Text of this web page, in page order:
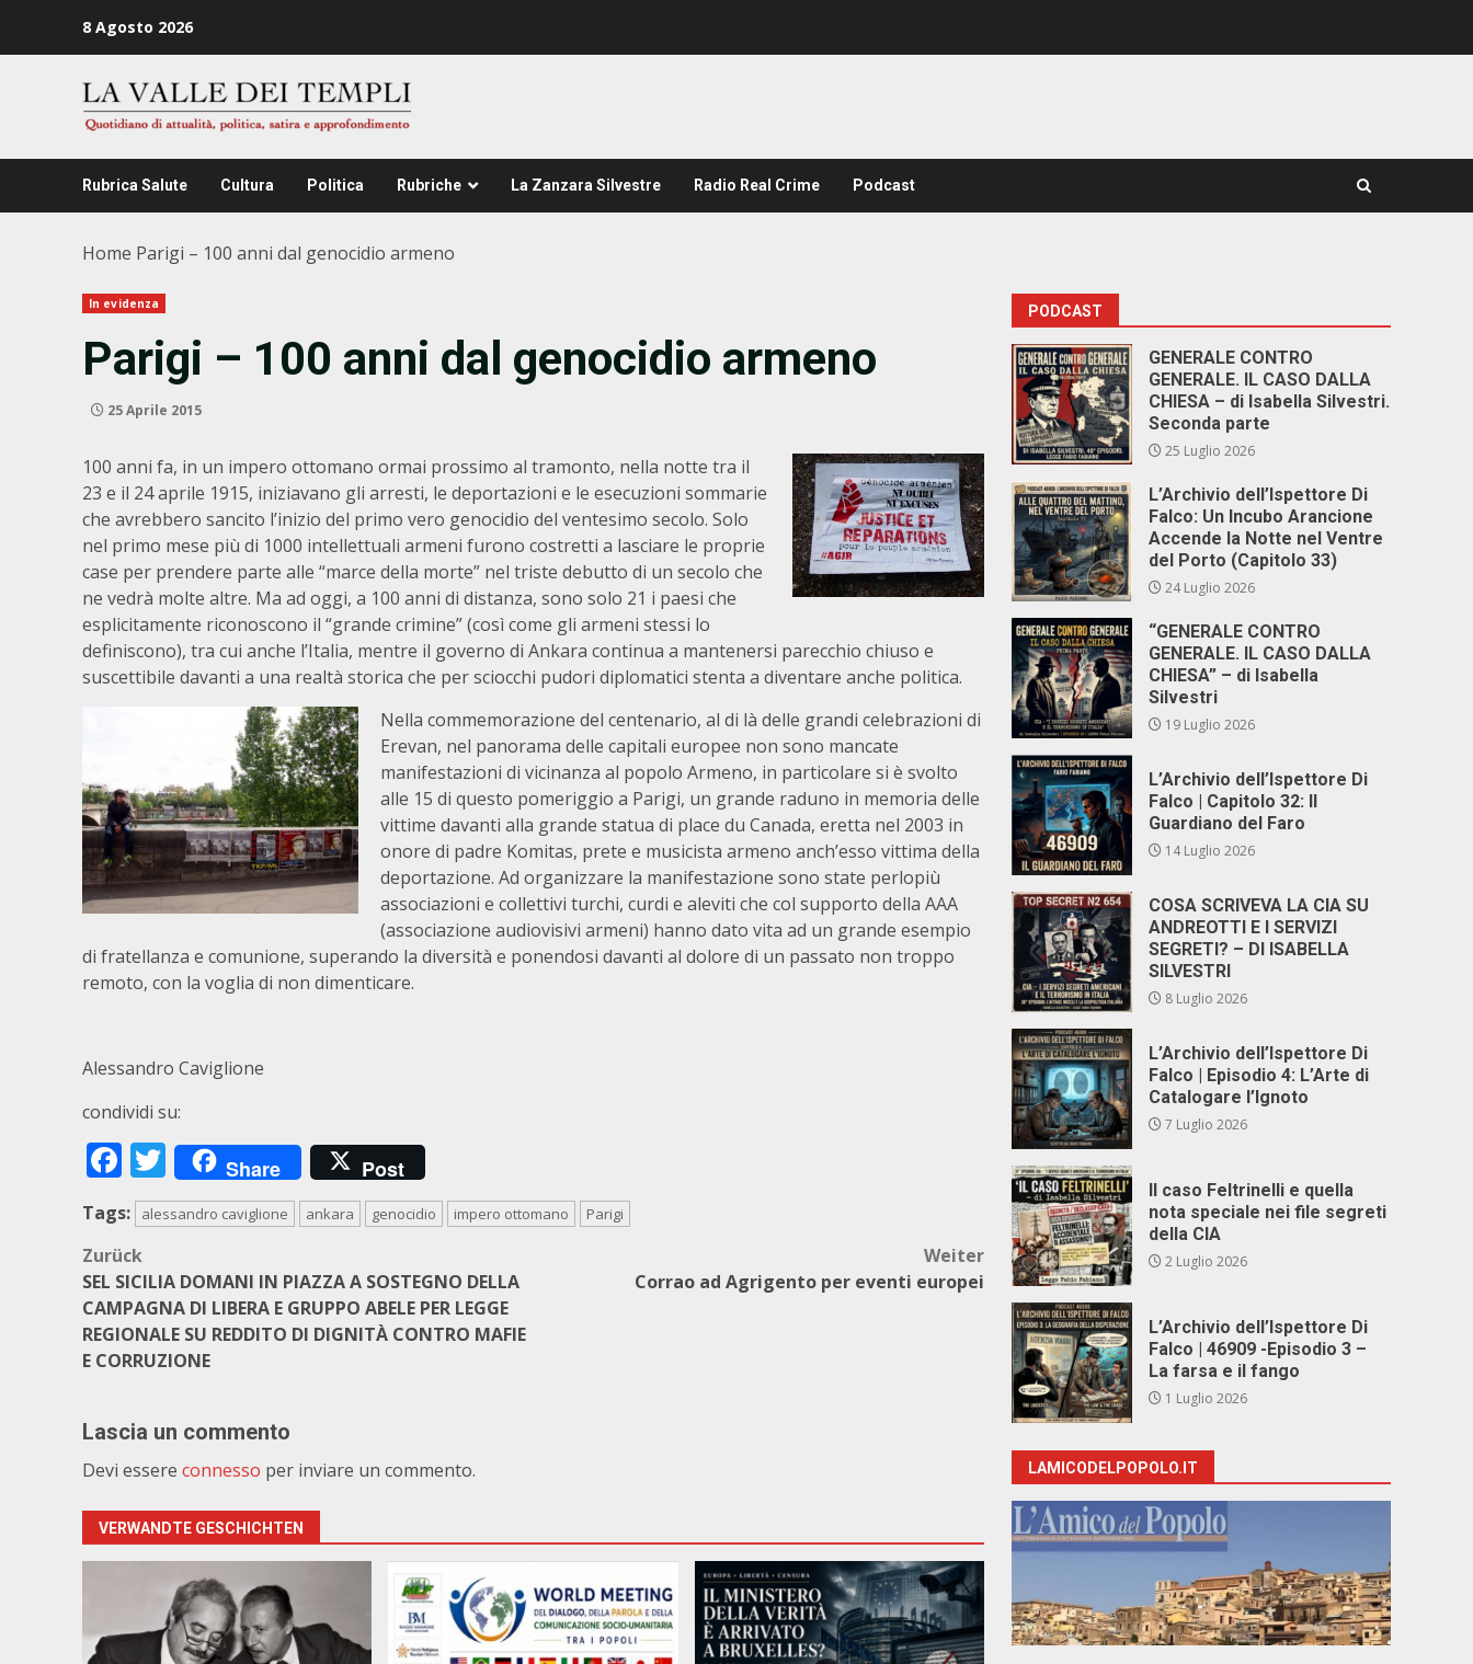
8 Agosto 2026
Rubrica Salute Cultura Politica Rubriche La Zanzara Silvestre Radio Real Crime Podcast
Home Parigi – 100 anni dal genocidio armeno
In evidenza
Parigi – 100 anni dal genocidio armeno
25 Aprile 2015
100 anni fa, in un impero ottomano ormai prossimo al tramonto, nella notte tra il
23 e il 24 aprile 1915, iniziavano gli arresti, le deportazioni e le esecuzioni sommarie
che avrebbero sancito l’inizio del primo vero genocidio del ventesimo secolo. Solo
nel primo mese più di 1000 intellettuali armeni furono costretti a lasciare le proprie
case per prendere parte alle “marce della morte” nel triste debutto di un secolo che
ne vedrà molte altre. Ma ad oggi, a 100 anni di distanza, sono solo 21 i paesi che
esplicitamente riconoscono il “grande crimine” (così come gli armeni stessi lo
definiscono), tra cui anche l’Italia, mentre il governo di Ankara continua a mantenersi parecchio chiuso e
suscettibile davanti a una realtà storica che per sciocchi pudori diplomatici stenta a diventare anche politica.
Nella commemorazione del centenario, al di là delle grandi celebrazioni di
Erevan, nel panorama delle capitali europee non sono mancate
manifestazioni di vicinanza al popolo Armeno, in particolare si è svolto
alle 15 di questo pomeriggio a Parigi, un grande raduno in memoria delle
vittime davanti alla grande statua di place du Canada, eretta nel 2003 in
onore di padre Komitas, prete e musicista armeno anch’esso vittima della
deportazione. Ad organizzare la manifestazione sono state perlopiù
associazioni e collettivi turchi, curdi e aleviti che col supporto della AAA
(associazione audiovisivi armeni) hanno dato vita ad un grande esempio
di fratellanza e comunione, superando la diversità e ponendosi davanti al dolore di un passato non troppo
remoto, con la voglia di non dimenticare.
Alessandro Caviglione
condividi su:
Facebook
Twitter
Share Post
Tags: alessandro caviglione ankara genocidio impero ottomano Parigi
Beitragsnavigation
Zurück
SEL SICILIA DOMANI IN PIAZZA A SOSTEGNO DELLA
CAMPAGNA DI LIBERA E GRUPPO ABELE PER LEGGE
REGIONALE SU REDDITO DI DIGNITÀ CONTRO MAFIE
E CORRUZIONE
Weiter
Corrao ad Agrigento per eventi europei
Lascia un commento
Devi essere connesso per inviare un commento.
VERWANDTE GESCHICHTEN
PODCAST
GENERALE CONTRO
GENERALE. IL CASO DALLA
CHIESA – di Isabella Silvestri.
Seconda parte
25 Luglio 2026
L’Archivio dell’Ispettore Di
Falco: Un Incubo Arancione
Accende la Notte nel Ventre
del Porto (Capitolo 33)
24 Luglio 2026
“GENERALE CONTRO
GENERALE. IL CASO DALLA
CHIESA” – di Isabella
Silvestri
19 Luglio 2026
L’Archivio dell’Ispettore Di
Falco | Capitolo 32: Il
Guardiano del Faro
14 Luglio 2026
COSA SCRIVEVA LA CIA SU
ANDREOTTI E I SERVIZI
SEGRETI? – DI ISABELLA
SILVESTRI
8 Luglio 2026
L’Archivio dell’Ispettore Di
Falco | Episodio 4: L’Arte di
Catalogare l’Ignoto
7 Luglio 2026
Il caso Feltrinelli e quella
nota speciale nei file segreti
della CIA
2 Luglio 2026
L’Archivio dell’Ispettore Di
Falco | 46909 -Episodio 3 –
La farsa e il fango
1 Luglio 2026
LAMICODELPOPOLO.IT